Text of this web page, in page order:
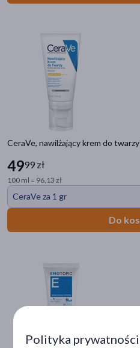
CeraVe, nawilżający krem do twarzy
4999 zł
100 ml = 96,13 zł
CeraVe za 1 gr
Do
Kobieta(217)
Mężczyzna
Wiek
dla dorosłych
40+(63)
30+
50+(59)
20+(57)
Kosmetyk
Dermokosmetyk
Polityka